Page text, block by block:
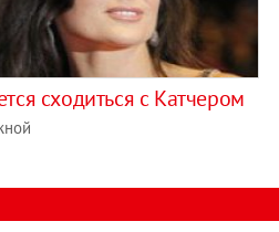
сходиться с Катчером